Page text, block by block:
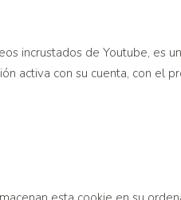
incrustados de Youtube, es
activa con su cuenta, con el